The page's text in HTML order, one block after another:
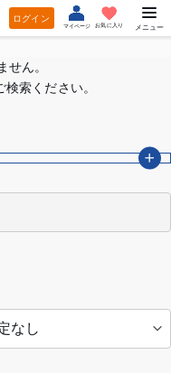
ログイン
マイページ お気に入り メニュー
ん。
索ください。